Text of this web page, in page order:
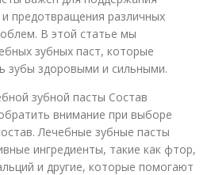
предотвращения различных
В этой статье мы
зубных паст, которые
зубы здоровыми и сильными.
зубной пасты Состав
внимание при выборе
Лечебные зубные пасты
ингредиенты, такие как фтор,
и другие, которые помогают